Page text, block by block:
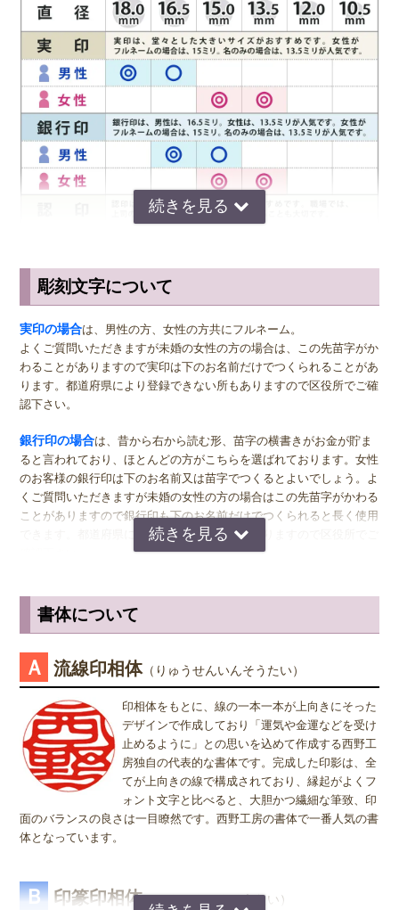
サイズ選びのアドバイス
実印の男性用は、堂々とした大きいサイズの直径16.5ミリまたは18.0
ミリがおすすめです。女性用の実印でフルネームの場合は、15.0ミ
リ。女性用の実印で名のみの場合は、13.5ミリがおすすめです。女性
の方でご結婚されている場合は、ご主人様より小さいものをお選びに
なるのが一般的ですが、同じ大きさの実印でも問題ございません。女
女関係なく大きいものをおすすめします。代表者としての実印をお作
り下さい。印材によっては、21.0ミリもご用意しています。ご入用の
際は、各商品ページにてご確認ください。
銀行印の男性用は、16.5ミリがおすすめです。女性用は、13.5ミリ
小さ目の10.5ミリが無難かもしれません。女性用は、10.5ミリがおす
すめです。
※実印・銀行印・認印の表記は、当店で分類上分けさせて頂いており
ますが、銀行印をご注文された場合でも、実印や認印として、また
も問題ありません。ご使用用途は、お客様のご判断でご使用頂けま
す。
彫刻文字について
実印の場合は、男性の方、女性の方共にフルネーム。
よくご質問いただきますが未婚の女性の方の場合は、この先苗字がか
わることがありますので実印は下のお名前だけでつくられることがあ
ります。都道府県により登録できない所もありますので区役所でご確
認下さい。
銀行印の場合は、昔から右から読む形、苗字の横書きがお金が貯ま
ると言われており、ほとんどの方がこちらを選ばれております。女性
のお客様の銀行印は下のお名前又は苗字でつくるとよいでしょう。よ
くご質問いただきますが未婚の女性の方の場合はこの先苗字がかわる
ことがありますので銀行印も下のお名前だけでつくられると長く使用
できます。都道府県により登録できない所もありますので区役所でご
が書いてあるのか読めるほうがいいかと思いますので当店では風格を
出すならテンショ体、味わい深いものなら読みやすい印相体をオスス
姓または名で、漢字1文字のお客様
『書体』をお選び頂く際、漢字一文字のお客様の場合は "たて" "ヨ
コ" どちらを選択すればよいのかお問い合わせを頂きます。 "たて"
"ヨコ" どちらを選んで頂いても、選択によりデザインが変わること
はございませんので "たて" "ヨコ" どちらかをご選択願います。
書体について
Ａ 流線印相体（りゅうせんいんそうたい）
印相体をもとに、線の一本一本が上向きにそった
デザインで作成しており「運気や金運などを受け
止めるように」との思いを込めて作成する西野工
房独自の代表的な書体です。完成した印影は、全
てが上向きの線で構成されており、縁起がよくフ
ォント文字と比べると、大胆かつ繊細な筆致、印
面のバランスの良さは一目瞭然です。西野工房の書体で一番人気の書
体となっています。
Ｂ 印篆印相体 （いんてんいんそうたい）